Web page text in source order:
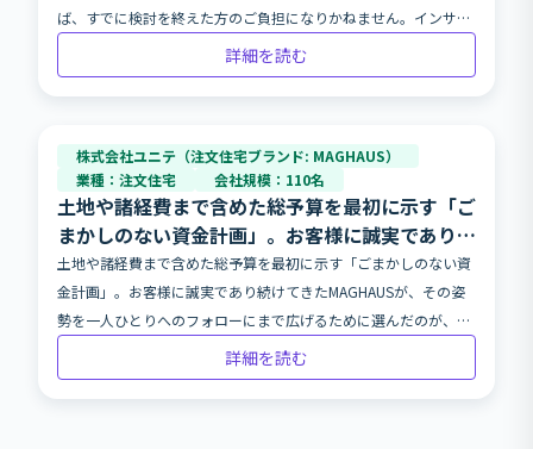
ば、すでに検討を終えた方のご負担になりかねません。インサイ
ドセールスの体制を整え、お客様との初期接点を大切にしてきた
株式会社アントールは、いま家づくりを考えているお客様お一人
おひとりのペースに合わせて、お声がけしたいと考えていまし
AI エージェントを導入。稼働からおよそ1か月で、AI が個別にメ
ッセージを届けたお客様は100名、そのうち約3割にあたる29名
がご自身から返信を寄せ、対話が始まっています（2026年6月18
日時点）。お客様の状況に寄り添って向き合うための AI 活用で
す。
詳細を読む
株式会社ユニテ（注文住宅ブランド: MAGHAUS）
業種：注文住宅
会社規模：110名
土地や諸経費まで含めた総予算を最初に示す「ご
まかしのない資金計画」。お客様に誠実であり続
けてきたMAGHAUSが、その姿勢を一人ひとりへ
のフォローにまで広げるために選んだのが、お客
様の「家づくりコンシェルジュ」としての
DigimaAIエージェントでした。6月には、AIによ
るお客様への対応がひと月65件へと広がってい
ます。
土地や諸経費まで含めた総予算を最初に示す「ごまかしのない資
金計画」。お客様に誠実であり続けてきたMAGHAUSが、その姿
勢を一人ひとりへのフォローにまで広げるために選んだのが、お
客様の「家づくりコンシェルジュ」としてのDigima AI エージェ
ントでした。6月には、AIによるお客様への対応がひと月65件へ
と広がっています。
詳細を読む